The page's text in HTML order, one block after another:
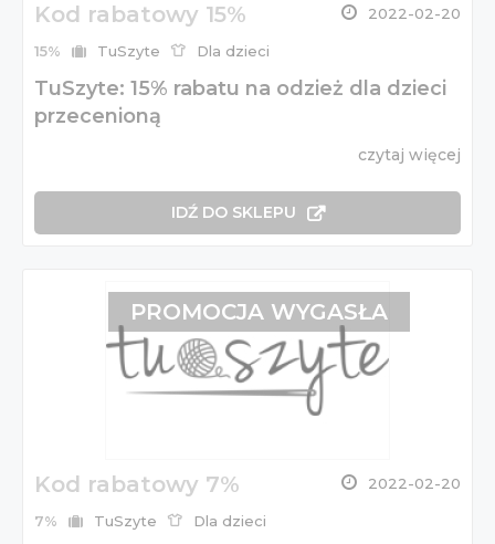
Kod rabatowy 15% 2022-02-20
15% TuSzyte Dla dzieci
TuSzyte: 15% rabatu na odzież dla dzieci
przecenioną
czytaj więcej
IDŹ DO SKLEPU
Kod rabatowy 7% 2022-02-20
7% TuSzyte Dla dzieci
PROMOCJA WYGASŁA